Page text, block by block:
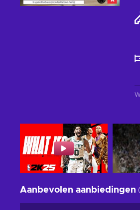
Aanbevolen aanbiedingen